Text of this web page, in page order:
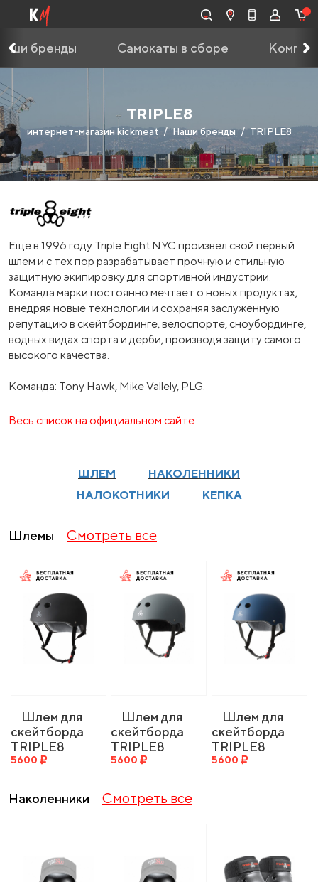
бренды Самокаты в сборе
TRIPLE8
интернет-магазин kickmeat Наши бренды TRIPLE8
Еще в 1996 году Triple Eight NYC произвел свой первый
шлем и с тех пор разрабатывает прочную и стильную
защитную экипировку для спортивной индустрии.
Команда марки постоянно мечтает о новых продуктах,
внедряя новые технологии и сохраняя заслуженную
репутацию в скейтбординге, велоспорте, сноубординге,
водных видах спорта и дерби, производя защиту самого
высокого качества.
Команда: Tony Hawk, Mike Vallely, PLG.
Весь список на официальном сайте
ШЛЕМ
НАКОЛЕННИКИ
НАЛОКОТНИКИ
КЕПКА
Шлемы Смотреть все
Шлем для
скейтборда
TRIPLE8
Certified
Helmet Black
Rubber
5600
Шлем для
скейтборда
TRIPLE8
Certified
Helmet Carbon
Rubber
5600
Шлем для
скейтборда
TRIPLE8
Certified
5600
Наколенники Смотреть все